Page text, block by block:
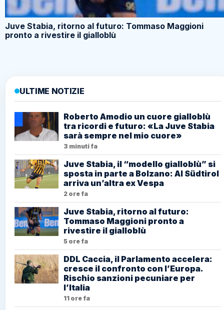
Juve Stabia, ritorno al futuro: Tommaso Maggioni
pronto a rivestire il gialloblù
ULTIME NOTIZIE
Roberto Amodio un cuore gialloblù
tra ricordi e futuro: «La Juve Stabia
sarà sempre nel mio cuore»
3 minuti fa
Juve Stabia, il “modello gialloblù” si
sposta in parte a Bolzano: Al Südtirol
arriva un’altra ex Vespa
2 ore fa
Juve Stabia, ritorno al futuro:
Tommaso Maggioni pronto a
rivestire il gialloblù
5 ore fa
DDL Caccia, il Parlamento accelera:
cresce il confronto con l’Europa.
Rischio sanzioni pecuniare per
l’Italia
11 ore fa